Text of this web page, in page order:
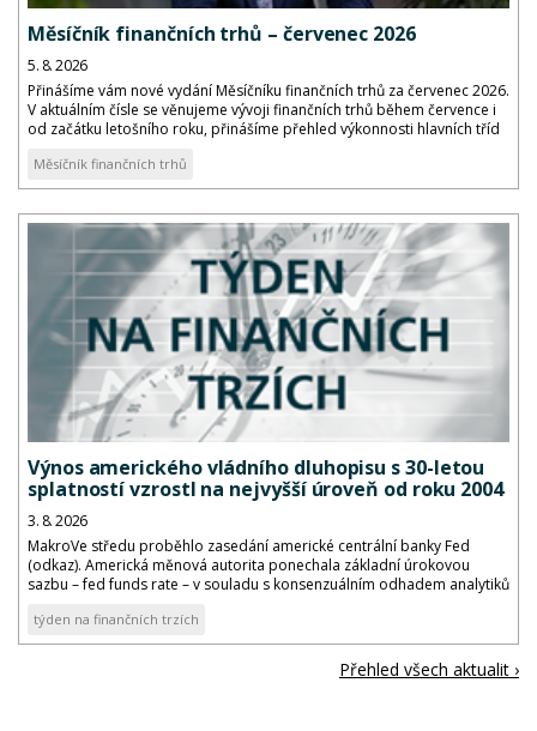
Měsíčník finančních trhů – červenec 2026
5. 8. 2026
Přinášíme vám nové vydání Měsíčníku finančních trhů za červenec 2026.
V aktuálním čísle se věnujeme vývoji finančních trhů během července i
od začátku letošního roku, přinášíme přehled výkonnosti hlavních tříd
Měsíčník finančních trhů
Výnos amerického vládního dluhopisu s 30-letou
splatností vzrostl na nejvyšší úroveň od roku 2004
3. 8. 2026
MakroVe středu proběhlo zasedání americké centrální banky Fed
(odkaz). Americká měnová autorita ponechala základní úrokovou
sazbu – fed funds rate – v souladu s konsenzuálním odhadem analytiků
týden na finančních trzích
Přehled všech aktualit ›